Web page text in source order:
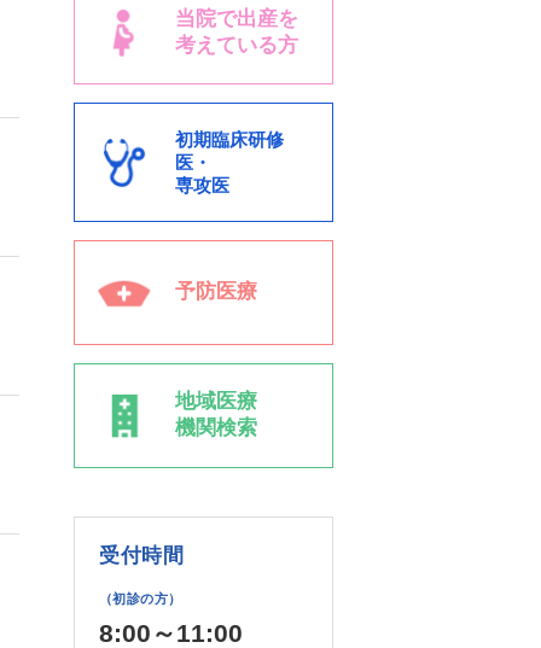
当院で出産を
考えている方
初期臨床研修
医・
専攻医
予防医療
地域医療
機関検索
受付時間
（初診の方）
8:00～11:00